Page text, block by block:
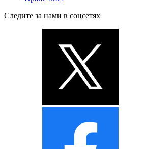
Следите за нами в соцсетях